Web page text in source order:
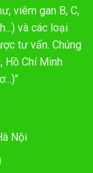
viêm gan B, C,
và các loại
tư vấn. Chúng
Hồ Chí Minh
Nội